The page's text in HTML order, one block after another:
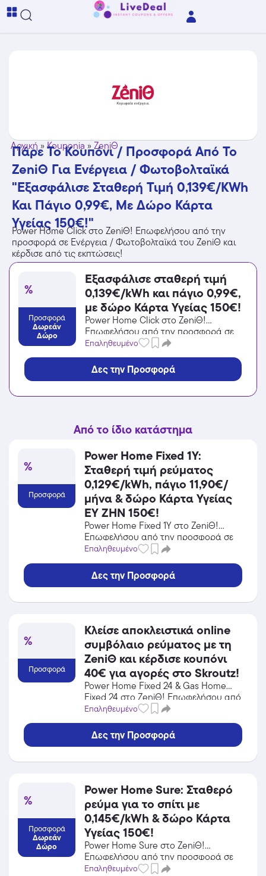
Αρχική »Kouponia »ZeniΘ
Πάρε Το Κουπόνι / Προσφορά Από Το
ZeniΘ Για Ενέργεια / Φωτοβολταϊκά
"Εξασφάλισε Σταθερή Τιμή 0,139€/kWh
Και Πάγιο 0,99€, Με Δώρο Κάρτα
Υγείας 150€!"
Power Home Click στο ZeniΘ! Επωφελήσου από την
προσφορά σε Ενέργεια / Φωτοβολταϊκά του ZeniΘ και
κέρδισε από τις εκπτώσεις!
%
Προσφορά
Δωρεάν
Δώρο
Εξασφάλισε σταθερή τιμή
0,139€/kWh και πάγιο 0,99€,
με δώρο Κάρτα Υγείας 150€!
Power Home Click στο ZeniΘ!
Επωφελήσου από την προσφορά σε
Ενέργεια / Φωτοβολταϊκά του ZeniΘ
και κέρδισε από τις εκπτώσεις!
Επαληθευμένο
Δες την Προσφορά
Από το ίδιο κατάστημα
%
Προσφορά
Power Home Fixed 1Y:
Σταθερή τιμή ρεύματος
0,129€/kWh, πάγιο 11,90€/
μήνα & δώρο Κάρτα Υγείας
ΕΥ ΖΗΝ 150€!
Power Home Fixed 1Y στο ZeniΘ!
Επωφελήσου από την προσφορά σε
Ενέργεια / Φωτοβολταϊκά του ZeniΘ
Επαληθευμένο
Δες την Προσφορά
%
Προσφορά
Κλείσε αποκλειστικά online
συμβόλαιο ρεύματος με τη
ZeniΘ και κέρδισε κουπόνι
40€ για αγορές στο Skroutz!
Power Home Fixed 24 & Gas Home
Fixed 24 στο ZeniΘ! Επωφελήσου από
την προσφορά σε Ενέργεια /
Φωτοβολταϊκά του ZeniΘ και κέρδισε
από τις εκπτώσεις!
Επαληθευμένο
Δες την Προσφορά
%
Προσφορά
Δωρεάν
Δώρο
Power Home Sure: Σταθερό
ρεύμα για το σπίτι με
0,145€/kWh & δώρο Κάρτα
Υγείας 150€!
Power Home Sure στο ZeniΘ!
Επωφελήσου από την προσφορά σε
Ενέργεια / Φωτοβολταϊκά του ZeniΘ
Επαληθευμένο